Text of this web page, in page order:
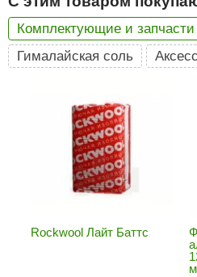
Комплектующие и запчасти
Гималайская соль
Rockwool Лайт Баттс